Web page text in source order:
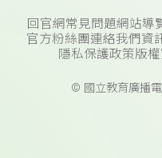
回官網常見問題網站導
官方粉絲團連絡我們 資
隱私保護政策版
© 國立教育廣播